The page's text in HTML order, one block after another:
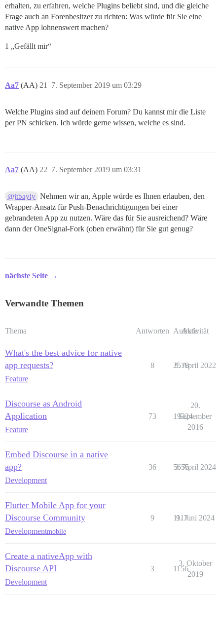
erhalten, zu erfahren, welche Plugins beliebt sind, und die gleiche
Frage auch an Forenbesitzer zu richten: Was würde für Sie eine
native App lohnenswert machen?
1 „Gefällt mir“
Aa7 (AA) 7. September 2019 um 03:29
21
Welche Plugins sind auf deinem Forum? Du kannst mir die Liste
per PN schicken. Ich würde gerne wissen, welche es sind.
Aa7 (AA) 7. September 2019 um 03:31
22
@jtbayly Nehmen wir an, Apple würde es Ihnen erlauben, den
Wrapper-Ansatz für Push-Benachrichtigungen bei einer
gebrandeten App zu nutzen. Wäre das für Sie ausreichend? Wäre
dann der OneSignal-Fork (oben erwähnt) für Sie gut genug?
nächste Seite →
Verwandte Themen
Thema Antworten Aufrufe
Aktivität
What's the best advice for native
app requests?
Feature
8 2518
9. April 2022
Discourse as Android
Application
Feature
73 19324
20.
September
2016
Embed Discourse in a native
app?
Development
36 5655
3. April 2024
Flutter Mobile App for your
Discourse Community
Developmentmobile
9 1117
9. Juni 2024
Create a nativeApp with
Discourse API
Development
3 1156
3. Oktober
2019